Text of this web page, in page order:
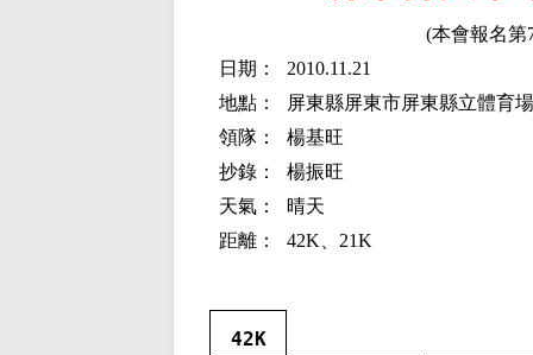
(本會報名第
日期：
2010.11.21
地點：
屏東縣屏東市屏東縣立體育場
領隊：
楊基旺
抄錄：
楊振旺
天氣：
晴天
距離：
42K 21K
42K